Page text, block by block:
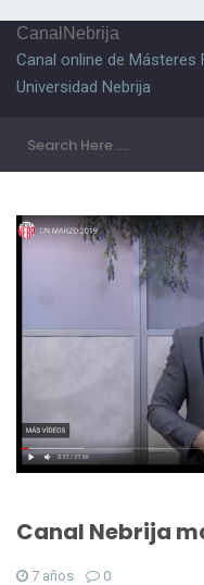
CanalNebrija
Canal online de
Universidad Nebrija
Canal Nebrija
7 años 0